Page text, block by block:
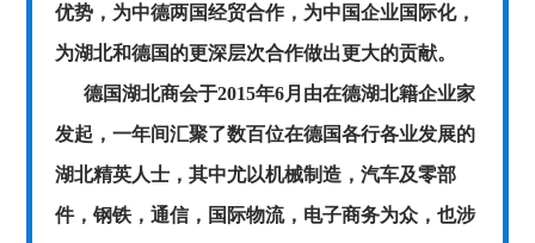
优势，为中德两国经贸合作，为中国企业国际化，
为湖北和德国的更深层次合作做出更大的贡献。
德国湖北商会于2015年6月由在德湖北籍企业家
发起，一年间汇聚了数百位在德国各行各业发展的
湖北精英人士，其中尤以机械制造，汽车及零部
件，钢铁，通信，国际物流，电子商务为众，也涉